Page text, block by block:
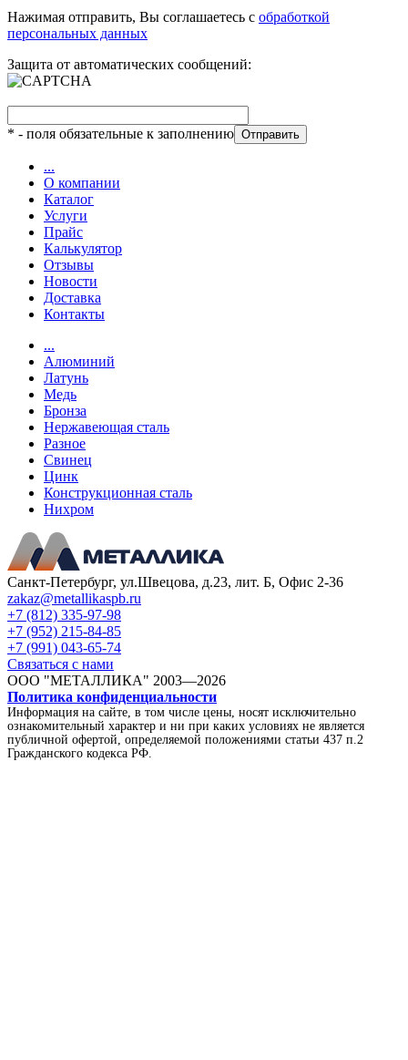
Нажимая отправить, Вы соглашаетесь с обработкой
персональных данных
Защита от автоматических сообщений:
* - поля обязательные к заполнению
...
О компании
Каталог
Услуги
Прайс
Калькулятор
Отзывы
Новости
Доставка
Контакты
...
Алюминий
Латунь
Медь
Бронза
Нержавеющая сталь
Разное
Свинец
Цинк
Конструкционная сталь
Нихром
Санкт-Петербург, ул.Швецова, д.23, лит. Б, Офис 2-36
zakaz@metallikaspb.ru
+7 (812) 335-97-98
+7 (952) 215-84-85
+7 (991) 043-65-74
Связаться с нами
ООО "МЕТАЛЛИКА" 2003—2026
Политика конфиденциальности
Информация на сайте, в том числе цены, носят исключительно
ознакомительный характер и ни при каких условиях не является
публичной офертой, определяемой положениями статьи 437 п.2
Гражданского кодекса РФ.